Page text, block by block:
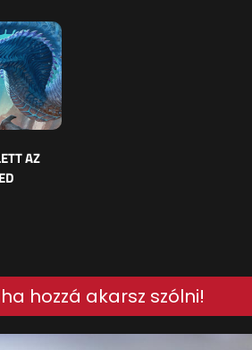
AZ
hozzá akarsz szólni!